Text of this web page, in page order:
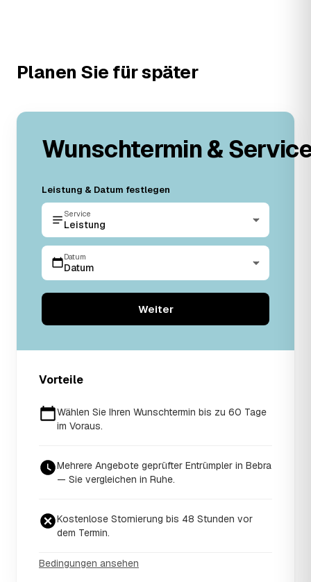
Planen Sie für später
Wunschtermin &
Leistung & Datum festlegen
Service
Leistung
Datum
Datum
Weiter
Vorteile
Wählen Sie Ihren Wunschtermin bis zu 60 Tage
im Voraus.
Mehrere Angebote geprüfter Entrümpler in Bebra
— Sie vergleichen in Ruhe.
Kostenlose Stornierung bis 48 Stunden vor
dem Termin.
Bedingungen ansehen